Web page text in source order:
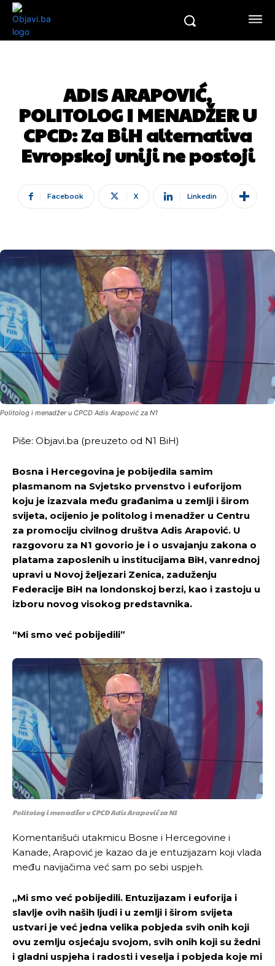
ADIS ARAPOVIĆ,
POLITOLOG I MENADŽER U
CPCD: Za BiH alternativa
Evropskoj uniji ne postoji
Facebook X Linkedin
Politolog i menadžer u CPCD Adis Arapović za N1
Piše: Objavi.ba (preuzeto od N1 BiH)
Bosna i Hercegovina je pobijedila samim
plasmanom na Svjetsko prvenstvo i euforijom
koju je izazvala među građanima u zemlji i širom
svijeta, ocijenio je politolog i menadžer u Centru
za promociju civilnog društva Adis Arapović. U
razgovoru za N1 govorio je i o usvajanju zakona o
platama zaposlenih u institucijama BiH, vanrednoj
upravi u Novoj željezari Zenica, zaduženju
Federacije BiH na londonskoj berzi, kao i zastoju u
izboru novog visokog predstavnika.
“Mi smo već pobijedili”
Politolog i menadžer u CPCD Adis Arapović za N1
Komentarišući utakmicu Bosne i Hercegovine i
Kanade, Arapović je kazao da je entuzijazam koji vlada
među navijačima već sam po sebi uspjeh.
„Mi smo već pobijedili. Entuzijazam i euforija i
slavlje ovih naših ljudi i u zemlji i širom svijeta
ustvari je već jedna velika pobjeda svih onih koji
ovu zemlju osjećaju svojom, svih onih koji su žedni
i gladni uspjeha i radosti i veselja i pobjeda koje mi